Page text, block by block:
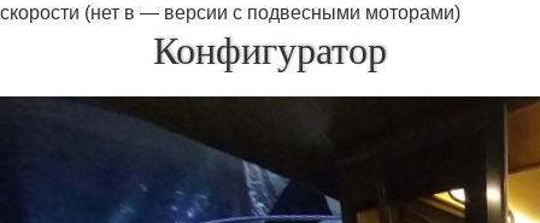
скорости (нет в — версии с подвесными моторами)
Конфигуратор